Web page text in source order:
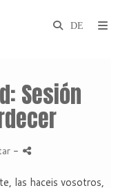
Sesión
-
las haceis vosotros,